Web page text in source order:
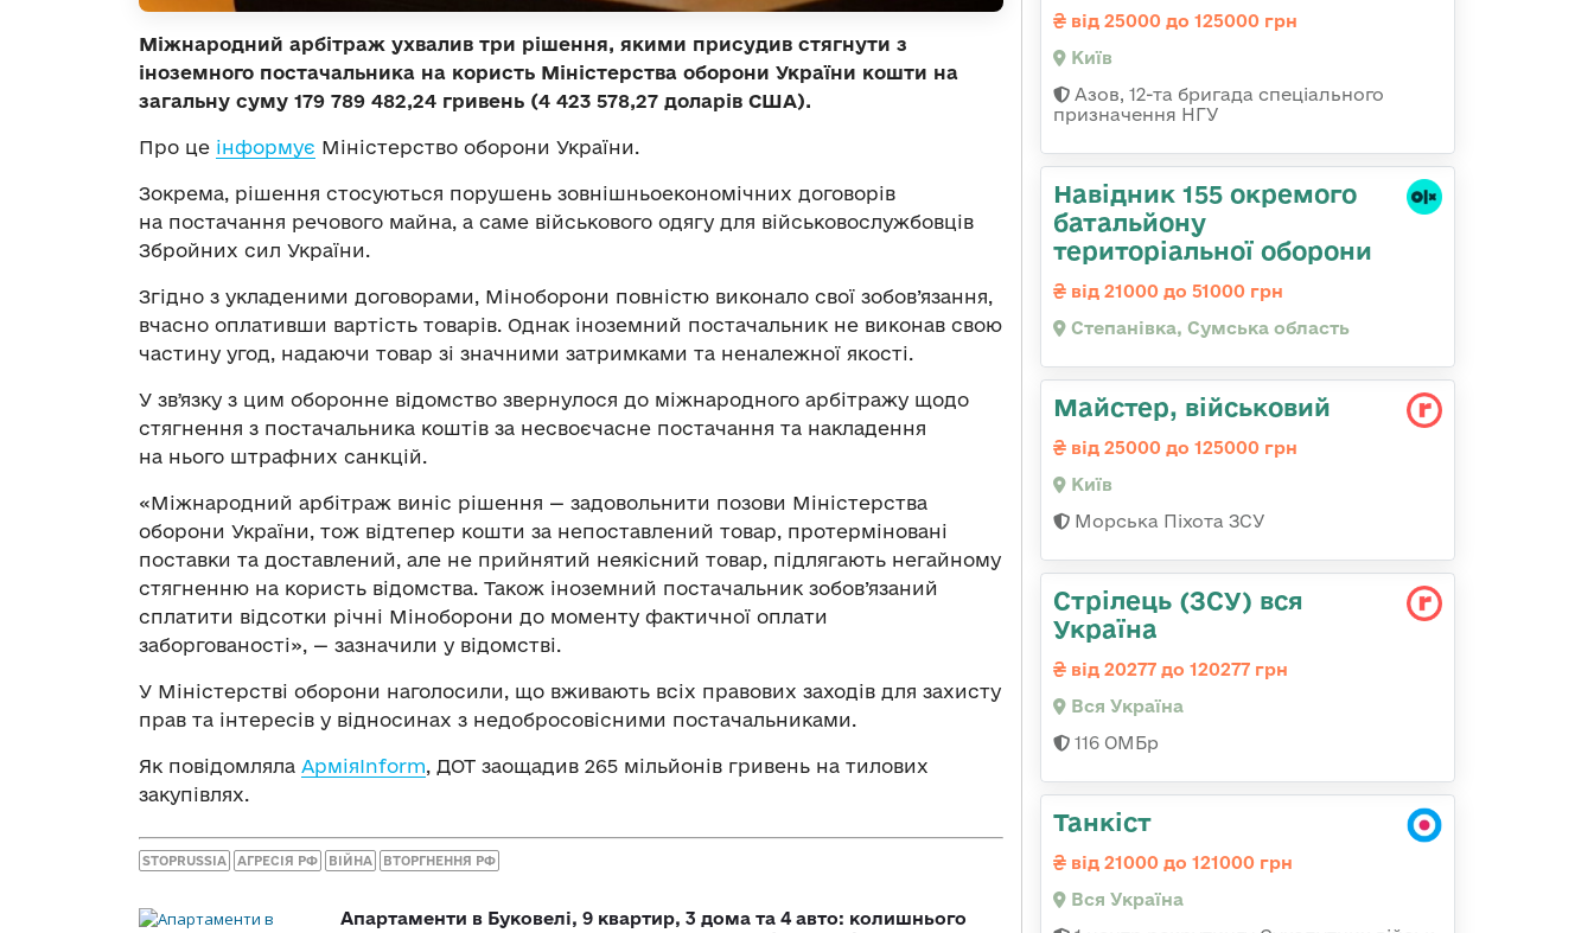
Міжнародний арбітраж ухвалив три рішення, якими присудив стягнути з
іноземного постачальника на користь Міністерства оборони України кошти на
загальну суму 179 789 482,24 гривень (4 423 578,27 доларів США).
Про це інформує Міністерство оборони України.
Зокрема, рішення стосуються порушень зовнішньоекономічних договорів
на постачання речового майна, а саме військового одягу для військовослужбовців
Збройних сил України.
Згідно з укладеними договорами, Міноборони повністю виконало свої зобов’язання,
вчасно оплативши вартість товарів. Однак іноземний постачальник не виконав свою
частину угод, надаючи товар зі значними затримками та неналежної якості.
У звʼязку з цим оборонне відомство звернулося до міжнародного арбітражу щодо
стягнення з постачальника коштів за несвоєчасне постачання та накладення
на нього штрафних санкцій.
«Міжнародний арбітраж виніс рішення — задовольнити позови Міністерства
оборони України, тож відтепер кошти за непоставлений товар, протерміновані
поставки та доставлений, але не прийнятий неякісний товар, підлягають негайному
стягненню на користь відомства. Також іноземний постачальник зобов’язаний
сплатити відсотки річні Міноборони до моменту фактичної оплати
заборгованості», — зазначили у відомстві.
У Міністерстві оборони наголосили, що вживають всіх правових заходів для захисту
прав та інтересів у відносинах з недобросовісними постачальниками.
Як повідомляла АрміяInform, ДОТ заощадив 265 мільйонів гривень на тилових
закупівлях.
STOPRUSSIA АГРЕСІЯ РФ ВІЙНА ВТОРГНЕННЯ РФ
Апартаменти в Буковелі, 9 квартир, 3 дома та 4 авто: колишнього
від 25000 до 125000 грн
Київ
Азов, 12-та бригада спеціального
призначення НГУ
Навідник 155 окремого
батальйону
територіальної оборони
від 21000 до 51000 грн
Степанівка, Сумська область
Майстеp, військовий
від 25000 до 125000 грн
Київ
Морська Піхота ЗСУ
Стрілець (ЗСУ) вся
Україна
від 20277 до 120277 грн
Вся Україна
116 ОМБр
Танкіст
від 21000 до 121000 грн
Вся Україна